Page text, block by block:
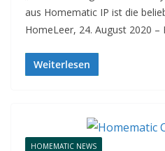
aus Homematic IP ist die
HomeLeer, 24. August 2020
Weiterlesen
HOMEMATIC NEWS